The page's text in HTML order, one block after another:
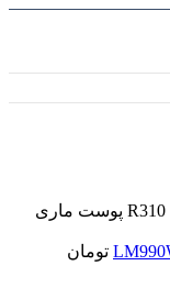
تومان